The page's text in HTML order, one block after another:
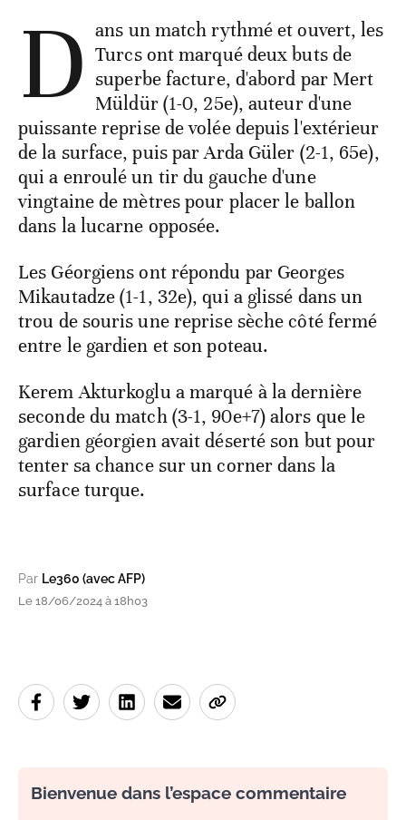
D ans un match rythmé et ouvert, les
Turcs ont marqué deux buts de
superbe facture, d'abord par Mert
Müldür (1-0, 25e), auteur d'une
puissante reprise de volée depuis l'extérieur
de la surface, puis par Arda Güler (2-1, 65e),
qui a enroulé un tir du gauche d'une
vingtaine de mètres pour placer le ballon
dans la lucarne opposée.
Les Géorgiens ont répondu par Georges
Mikautadze (1-1, 32e), qui a glissé dans un
trou de souris une reprise sèche côté fermé
entre le gardien et son poteau.
Kerem Akturkoglu a marqué à la dernière
seconde du match (3-1, 90e+7) alors que le
gardien géorgien avait déserté son but pour
tenter sa chance sur un corner dans la
surface turque.
Par Le360 (avec AFP)
Le 18/06/2024 à 18h03
Bienvenue dans l’espace commentaire